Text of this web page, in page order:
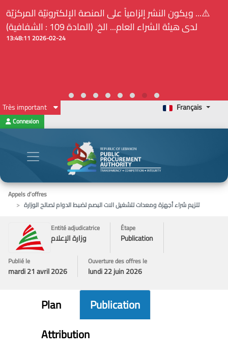
⚠️... ويكون النشر إلزامياً على المنصة الإلكترونيّة المركزيّة
لدى هيئة الشراء العام... الخ. (المادة 109 : الشفافية)
2026-02-24 13:48:11
Très important Français
Connexion
Appels d’offres
تلزيم شراء أجهزة ومعدات لتشغيل الات البصم لضبط الدوام لصالح الوزارة
Entité adjudicatrice
وزارة الإعلام
Étape
Publication
Publié le
mardi 21 avril 2026
Ouverture des offres le
lundi 22 juin 2026
Plan
Publication
Attribution